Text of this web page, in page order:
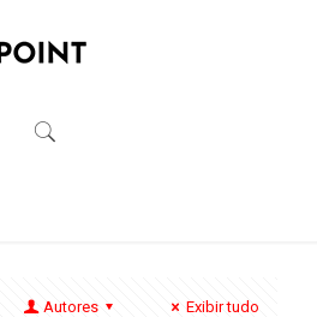
Autores Exibir tudo